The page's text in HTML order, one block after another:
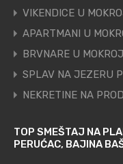
VIKENDICE U
APARTMANI U
BRVNARE U
SPLAV NA JEZERU
NEKRETINE NA
TOP SMEŠTAJ NA
PERUĆAC, BAJINA